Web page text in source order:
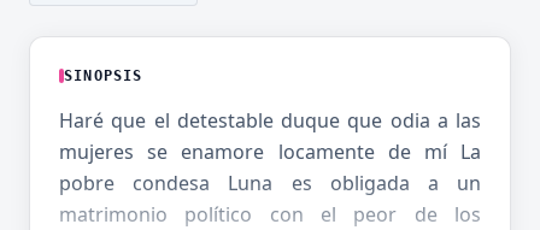
SINOPSIS
Haré que el detestable duque que odia a las
mujeres se enamore locamente de mí La
pobre condesa Luna es obligada a un
matrimonio político con el peor de los